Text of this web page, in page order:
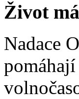
Život
Nadace